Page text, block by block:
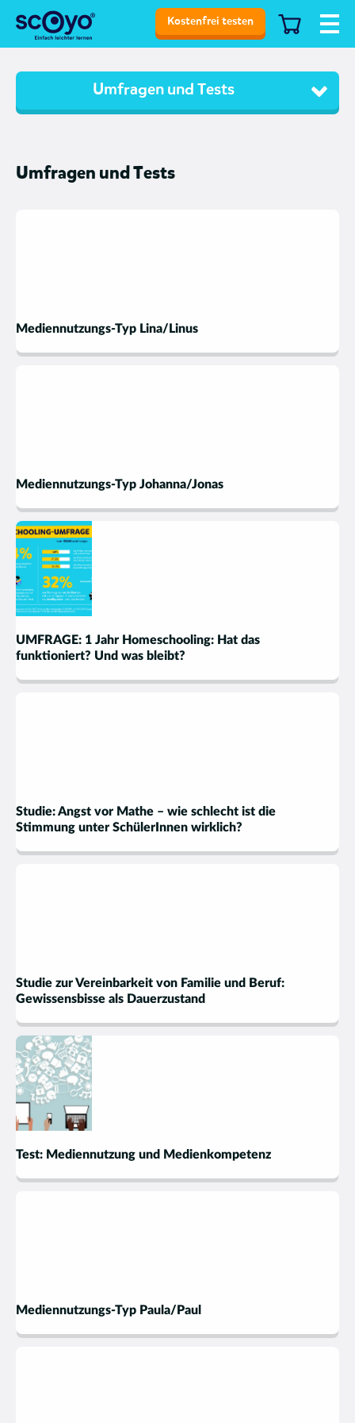
Kostenfrei testen
Umfragen und Tests
Umfragen und Tests
Mediennutzungs-Typ Lina/Linus
Mediennutzungs-Typ Johanna/Jonas
UMFRAGE: 1 Jahr Homeschooling: Hat das
funktioniert? Und was bleibt?
Studie: Angst vor Mathe – wie schlecht ist die
Stimmung unter SchülerInnen wirklich?
Studie zur Vereinbarkeit von Familie und Beruf:
Gewissensbisse als Dauerzustand
Test: Mediennutzung und Medienkompetenz
Mediennutzungs-Typ Paula/Paul